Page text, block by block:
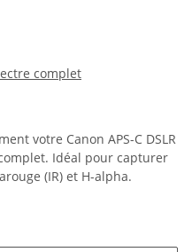
complet
votre Canon APS-C DSLR
Idéal pour capturer
(IR) et H-alpha.